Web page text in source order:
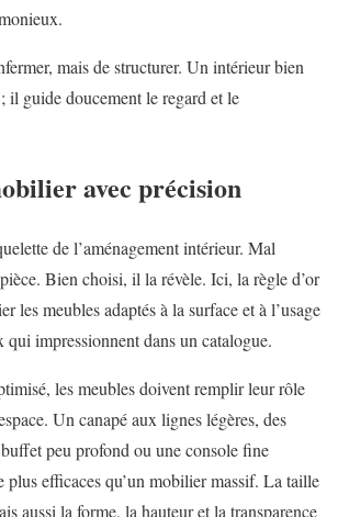
mais de structurer. Un intérieur bien
il guide doucement le regard et le
avec précision
de l’aménagement intérieur. Mal
Bien choisi, il la révèle. Ici, la règle d’or
les meubles adaptés à la surface et à l’usage
impressionnent dans un catalogue.
les meubles doivent remplir leur rôle
Un canapé aux lignes légères, des
peu profond ou une console fine
plus efficaces qu’un mobilier massif. La taille
aussi la forme, la hauteur et la transparence